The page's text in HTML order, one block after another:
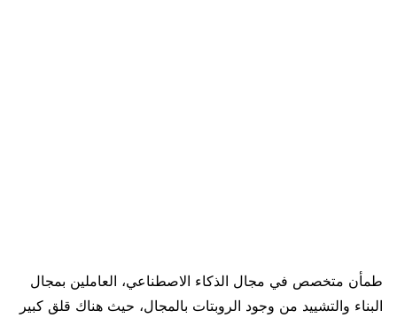
طمأن متخصص في مجال الذكاء الاصطناعي، العاملين بمجال
البناء والتشييد من وجود الروبتات بالمجال، حيث هناك قلق كبير